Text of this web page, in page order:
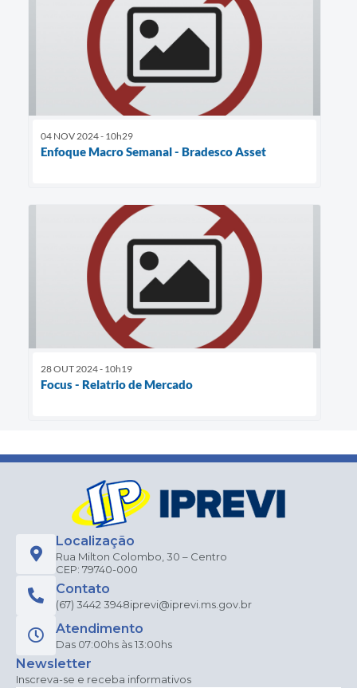
04 NOV 2024 - 10h29
Enfoque Macro Semanal - Bradesco Asset
28 OUT 2024 - 10h19
Focus - Relatrio de Mercado
Localização
Rua Milton Colombo, 30 – Centro
CEP: 79740-000
Contato
(67) 3442 3948iprevi@iprevi.ms.gov.br
Atendimento
Das 07:00hs às 13:00hs
Newsletter
Inscreva-se e receba informativos